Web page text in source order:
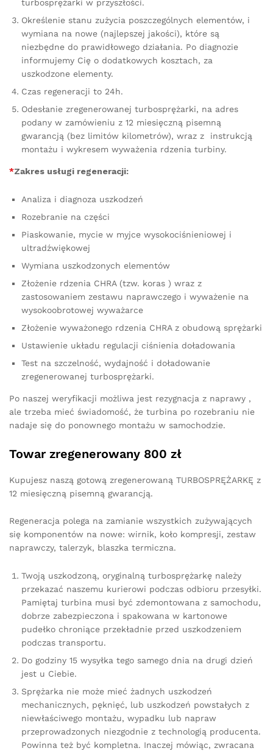
turbosprężarki w przyszłości.
Określenie stanu zużycia poszczególnych elementów, i
wymiana na nowe (najlepszej jakości), które są
niezbędne do prawidłowego działania. Po diagnozie
informujemy Cię o dodatkowych kosztach, za
uszkodzone elementy.
Czas regeneracji to 24h.
Odesłanie zregenerowanej turbosprężarki, na adres
podany w zamówieniu z 12 miesięczną pisemną
gwarancją (bez limitów kilometrów), wraz z instrukcją
montażu i wykresem wyważenia rdzenia turbiny.
*Zakres usługi regeneracji:
Analiza i diagnoza uszkodzeń
Rozebranie na części
Piaskowanie, mycie w myjce wysokociśnieniowej i
ultradźwiękowej
Wymiana uszkodzonych elementów
Złożenie rdzenia CHRA (tzw. koras ) wraz z
zastosowaniem zestawu naprawczego i wyważenie na
wysokoobrotowej wyważarce
Złożenie wyważonego rdzenia CHRA z obudową sprężarki
Ustawienie układu regulacji ciśnienia doładowania
Test na szczelność, wydajność i doładowanie
zregenerowanej turbosprężarki.
Po naszej weryfikacji możliwa jest rezygnacja z naprawy ,
ale trzeba mieć świadomość, że turbina po rozebraniu nie
nadaje się do ponownego montażu w samochodzie.
Towar zregenerowany 800 zł
Kupujesz naszą gotową zregenerowaną TURBOSPRĘŻARKĘ z
12 miesięczną pisemną gwarancją.
Regeneracja polega na zamianie wszystkich zużywających
się komponentów na nowe: wirnik, koło kompresji, zestaw
naprawczy, talerzyk, blaszka termiczna.
Twoją uszkodzoną, oryginalną turbosprężarkę należy
przekazać naszemu kurierowi podczas odbioru przesyłki.
Pamiętaj turbina musi być zdemontowana z samochodu,
dobrze zabezpieczona i spakowana w kartonowe
pudełko chroniące przekładnie przed uszkodzeniem
podczas transportu.
Do godziny 15 wysyłka tego samego dnia na drugi dzień
jest u Ciebie.
Sprężarka nie może mieć żadnych uszkodzeń
mechanicznych, pęknięć, lub uszkodzeń powstałych z
niewłaściwego montażu, wypadku lub napraw
przeprowadzonych niezgodnie z technologią producenta.
Powinna też być kompletna. Inaczej mówiąc, zwracana